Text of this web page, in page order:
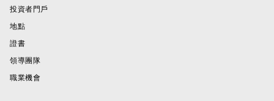
投資者門戶
地點
證書
領導團隊
職業機會